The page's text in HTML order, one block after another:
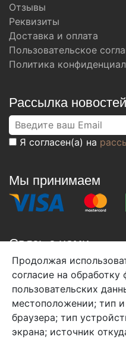
Отзывы
Реквизиты
Доставка и оплата
Пользовательское
Политика
Рассылка новостей
Я согласен(а) на
Мы принимаем
Связь с нами
+7 (495) 933-38-08
info@arben-textile.ru-
Продолжая
согласие на обработку
пользовательских
местоположении; тип
браузера; тип
экрана; источник